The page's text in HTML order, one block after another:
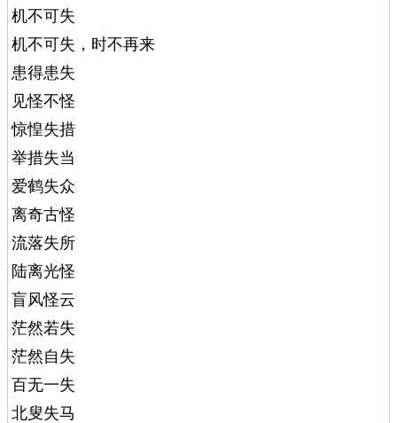
机不可失
机不可失，时不再来
患得患失
见怪不怪
惊惶失措
举措失当
爱鹤失众
离奇古怪
流落失所
陆离光怪
盲风怪云
茫然若失
茫然自失
百无一失
北叟失马